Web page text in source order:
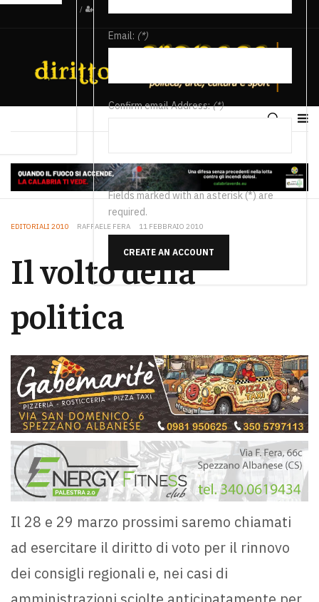
/
Email: (*)
Confirm email Address:(*)
Fields marked with an asterisk (*) are
required.
CREATE AN ACCOUNT
EDITORIALI 2010 RAFFAELE FERA 11 FEBBRAIO 2010
Il volto della
politica
Il 28 e 29 marzo prossimi saremo chiamati
ad esercitare il diritto di voto per il rinnovo
dei consigli regionali e, nei casi di